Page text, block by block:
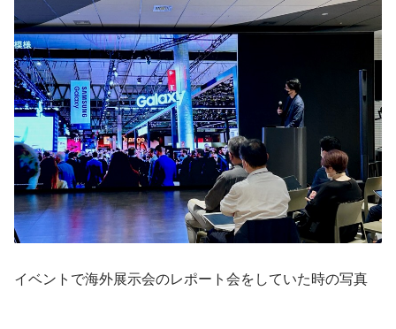
イベントで海外展示会のレポート会をしていた時の写真